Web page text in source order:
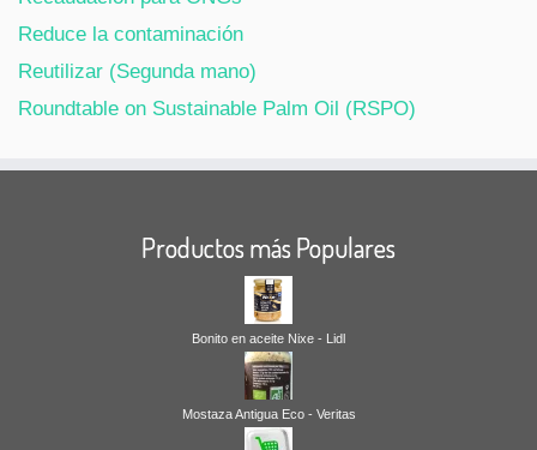
Reduce la contaminación
Reutilizar (Segunda mano)
Roundtable on Sustainable Palm Oil (RSPO)
Productos más Populares
Bonito en aceite Nixe - Lidl
Mostaza Antigua Eco - Veritas